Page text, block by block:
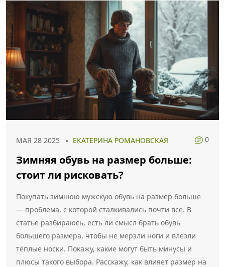
МАЯ 28 2025 ЕКАТЕРИНА РОМАНОВСКАЯ 0
Зимняя обувь на размер больше:
стоит ли рисковать?
Покупать зимнюю мужскую обувь на размер больше
— проблема, с которой сталкивались почти все. В
статье разбираюсь, есть ли смысл брать обувь
большего размера, чтобы не мерзли ноги и влезли
тёплые носки. Покажу, какие могут быть минусы и
плюсы такого выбора. Расскажу, как влияет размер на